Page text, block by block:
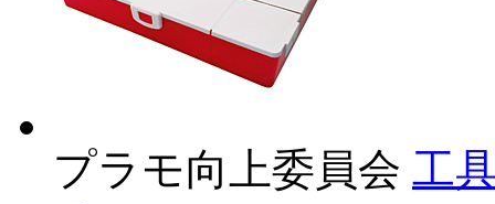
プラモ向上委員会 工